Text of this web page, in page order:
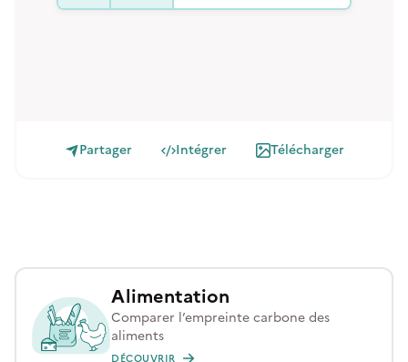
Partager Intégrer Télécharger
Alimentation
Comparer l’empreinte carbone des
aliments
DÉCOUVRIR